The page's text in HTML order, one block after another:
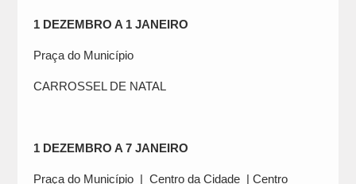
1 DEZEMBRO A 1 JANEIRO
Praça do Município
CARROSSEL DE NATAL
1 DEZEMBRO A 7 JANEIRO
Praça do Município | Centro da Cidade | Centro